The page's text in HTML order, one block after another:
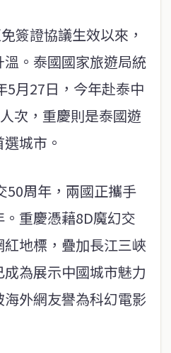
簽證協議生效以來，
。泰國國家旅遊局統
5月27日，今年赴泰中
次，重慶則是泰國遊
城市。
50周年，兩國正攜手
重慶憑藉8D魔幻交
地標，疊加長江三峽
為展示中國城市魅力
外網友譽為科幻電影